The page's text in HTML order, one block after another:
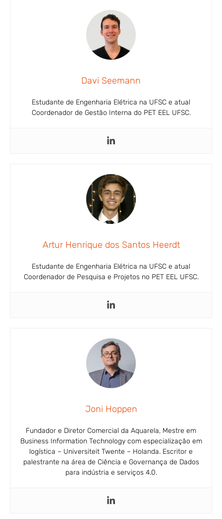
Davi Seemann
Estudante de Engenharia Elétrica na UFSC e atual
Coordenador de Gestão Interna do PET EEL UFSC.
Artur Henrique dos Santos Heerdt
Estudante de Engenharia Elétrica na UFSC e atual
Coordenador de Pesquisa e Projetos no PET EEL UFSC.
Joni Hoppen
Fundador e Diretor Comercial da Aquarela, Mestre em
Business Information Technology com especialização em
logística – Universiteit Twente – Holanda. Escritor e
palestrante na área de Ciência e Governança de Dados
para indústria e serviços 4.0.